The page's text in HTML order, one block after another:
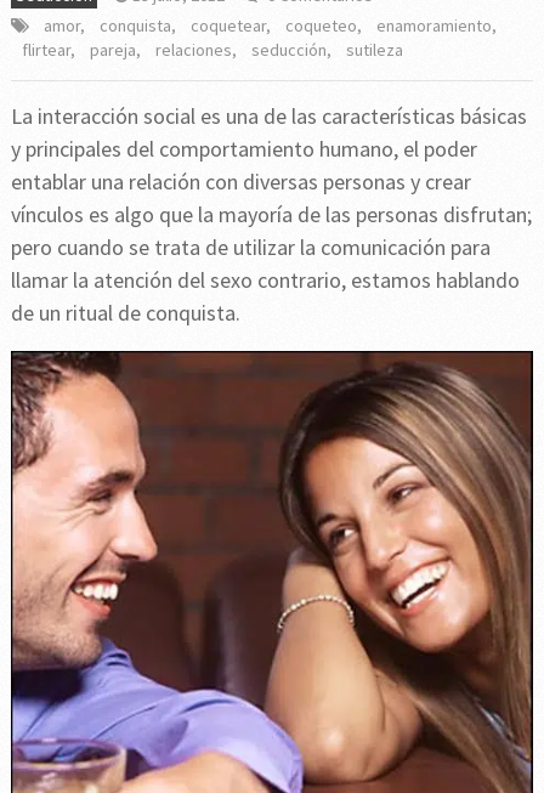
amor, conquista, coquetear, coqueteo, enamoramiento,
flirtear, pareja, relaciones, seducción, sutileza
La interacción social es una de las características básicas
y principales del comportamiento humano, el poder
entablar una relación con diversas personas y crear
vínculos es algo que la mayoría de las personas disfrutan;
pero cuando se trata de utilizar la comunicación para
llamar la atención del sexo contrario, estamos hablando
de un ritual de conquista.